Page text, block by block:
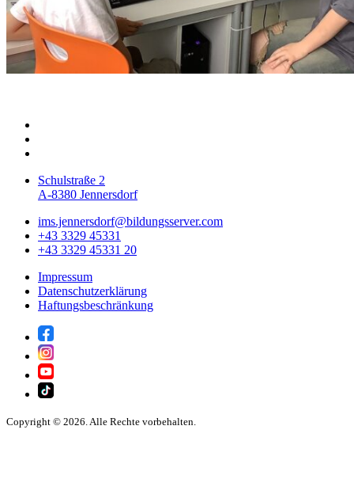
Schulstraße 2
A-8380 Jennersdorf
ims.jennersdorf@bildungsserver.com
+43 3329 45331
+43 3329 45331 20
Impressum
Datenschutzerklärung
Haftungsbeschränkung
Copyright © 2026. Alle Rechte vorbehalten.